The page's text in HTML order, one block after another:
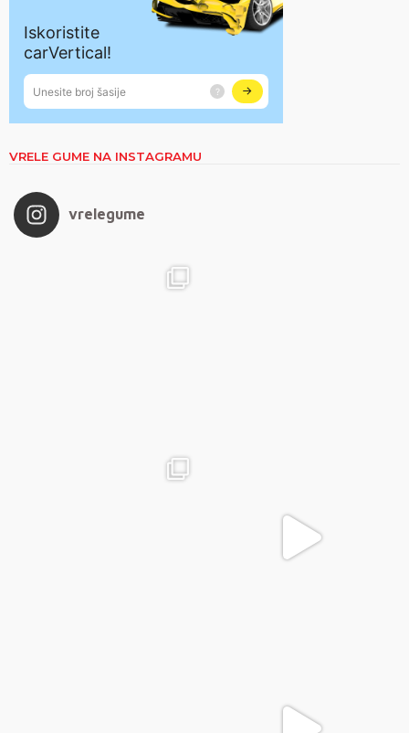
VRELE GUME NA INSTAGRAMU
vrelegume